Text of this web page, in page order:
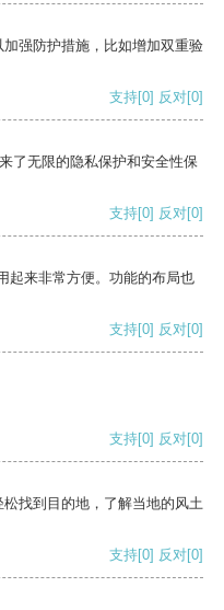
强防护措施，比如增加双重验
支持[0] 反对[0]
了无限的隐私保护和安全性保
支持[0] 反对[0]
起来非常方便。功能的布局也
支持[0] 反对[0]
支持[0] 反对[0]
找到目的地，了解当地的风土
支持[0] 反对[0]